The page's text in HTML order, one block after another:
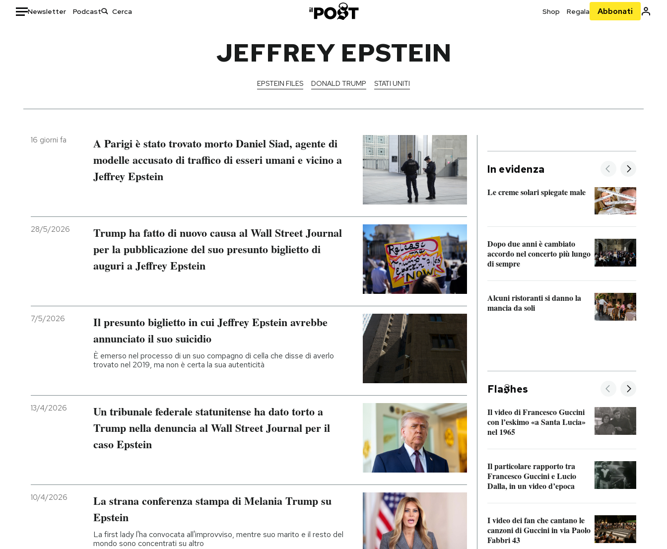
Newsletter Podcast Shop Regala Abbonati
Politica
Internet
Consumismi
Ok Boomer!
Media
Altrecose
I MIEI PREFERITI
AREA PERSONALE
JEFFREY EPSTEIN
EPSTEIN FILES DONALD TRUMP STATI UNITI
16 giorni fa
A Parigi è stato trovato morto Daniel Siad, agente di
modelle accusato di traffico di esseri umani e vicino a
Jeffrey Epstein
28/5/2026
Trump ha fatto di nuovo causa al Wall Street Journal
per la pubblicazione del suo presunto biglietto di
auguri a Jeffrey Epstein
7/5/2026
Il presunto biglietto in cui Jeffrey Epstein avrebbe
annunciato il suo suicidio
È emerso nel processo di un suo compagno di cella che disse di averlo
trovato nel 2019, ma non è certa la sua autenticità
13/4/2026
Un tribunale federale statunitense ha dato torto a
Trump nella denuncia al Wall Street Journal per il
caso Epstein
10/4/2026
La strana conferenza stampa di Melania Trump su
Epstein
La first lady l'ha convocata all'improvviso, mentre suo marito e il resto del
mondo sono concentrati su altro
In evidenza
Le creme solari spiegate male
Dopo due anni è cambiato
accordo nel concerto più lungo
di sempre
Alcuni ristoranti si danno la
mancia da soli
Fla hes
Il video di Francesco Guccini
con l’eskimo «a Santa Lucia»
nel 1965
Il particolare rapporto tra
Francesco Guccini e Lucio
Dalla, in un video d’epoca
I video dei fan che cantano le
canzoni di Guccini in via Paolo
Fabbri 43